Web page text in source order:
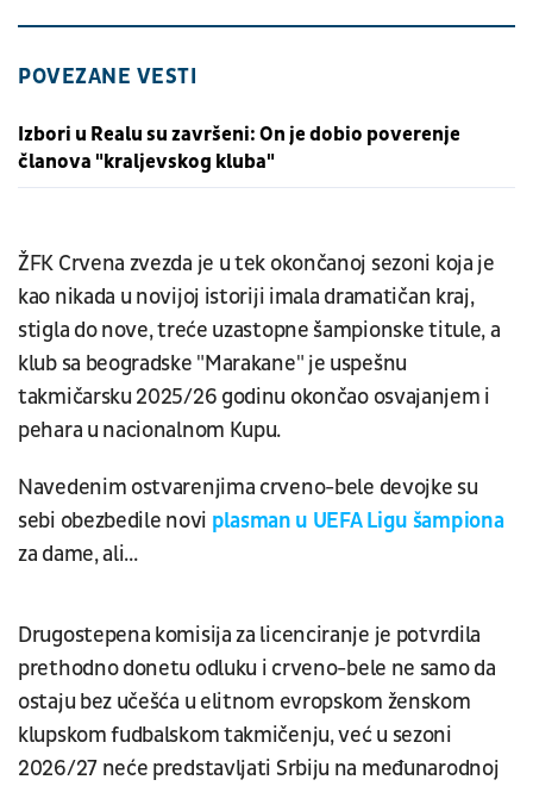
POVEZANE VESTI
Izbori u Realu su završeni: On je dobio poverenje
članova "kraljevskog kluba"
ŽFK Crvena zvezda je u tek okončanoj sezoni koja je
kao nikada u novijoj istoriji imala dramatičan kraj,
stigla do nove, treće uzastopne šampionske titule, a
klub sa beogradske "Marakane" je uspešnu
takmičarsku 2025/26 godinu okončao osvajanjem i
pehara u nacionalnom Kupu.
Navedenim ostvarenjima crveno-bele devojke su
sebi obezbedile novi plasman u UEFA Ligu šampiona
za dame, ali...
Drugostepena komisija za licenciranje je potvrdila
prethodno donetu odluku i crveno-bele ne samo da
ostaju bez učešća u elitnom evropskom ženskom
klupskom fudbalskom takmičenju, već u sezoni
2026/27 neće predstavljati Srbiju na međunarodnoj